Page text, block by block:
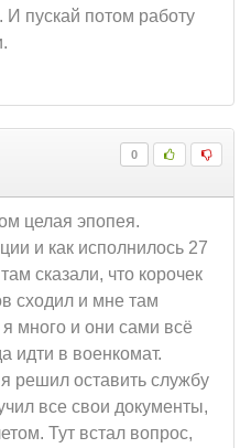
пускай потом работу
0
целая эпопея.
и как исполнилось 27
сказали, что корочек
сходил и мне там
я много и они сами всё
идти в военкомат.
решил оставить службу
все свои документы,
Тут встал вопрос,